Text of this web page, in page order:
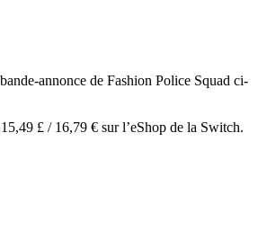
annonce de Fashion Police Squad ci-
£ / 16,79 € sur l’eShop de la Switch.